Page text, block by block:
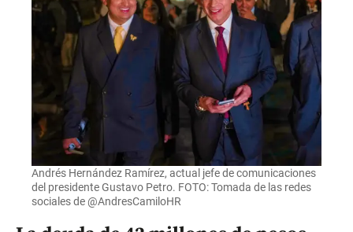
Andrés Hernández Ramírez, actual jefe de comunicaciones
del presidente Gustavo Petro. FOTO: Tomada de las redes
sociales de @AndresCamiloHR